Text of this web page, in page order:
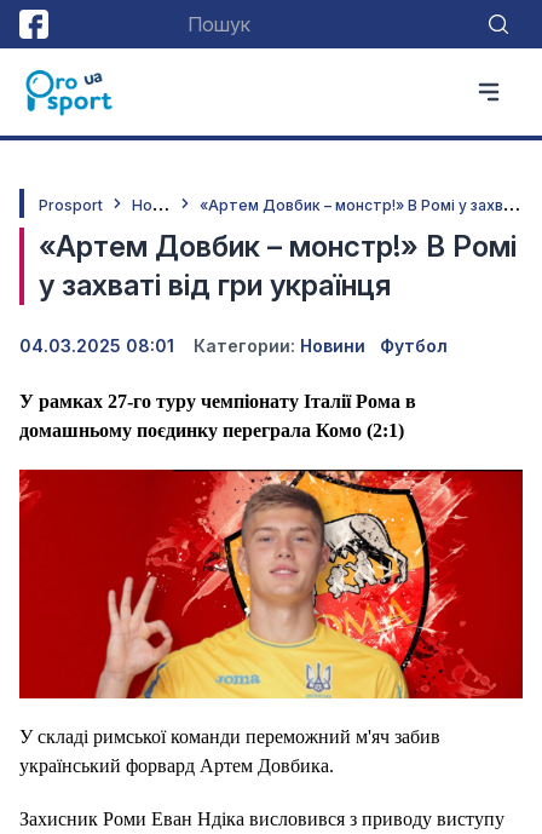
Prosport Н
овини «
Артем Довбик – монстр!» В Ромі у захваті від гри українця
«Артем Довбик – монстр!» В Ромі
у захваті від гри українця
04.03.2025 08:01 Категории: Новини Футбол
У рамках 27-го туру чемпіонату Італії Рома в
домашньому поєдинку переграла Комо (2:1)
У складі римської команди переможний м'яч забив
український форвард Артем Довбика.
Захисник Роми Еван Ндіка висловився з приводу виступу